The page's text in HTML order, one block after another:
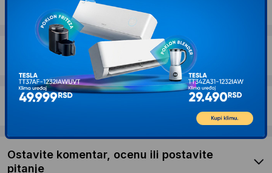
Dostava i povrat
Garancija
Recenzije kupaca
Ostavite komentar, ocenu ili postavite
pitanje